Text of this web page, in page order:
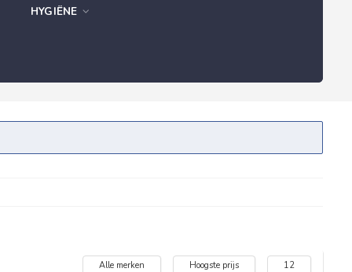
HYGIËNE
Alle merken Hoogste prijs 12